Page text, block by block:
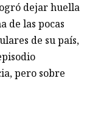
dejar huella
de las pocas
de su país,
pero sobre